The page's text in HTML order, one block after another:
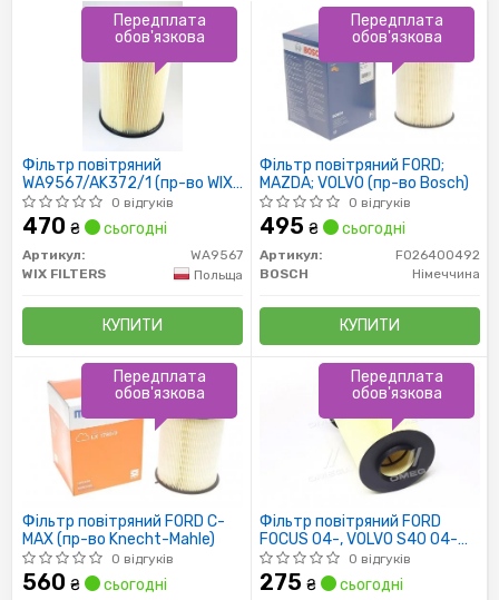
Фільтр повітряний
WA9567/AK372/1 (пр-во WIX-
Filtron)
0 відгуків
470 ₴ сьогодні
Артикул:
WA9567
WIX FILTERS
Польща
КУПИТИ
Передплата
обов'язкова
Фільтр повітряний FORD;
MAZDA; VOLVO (пр-во Bosch)
0 відгуків
495 ₴ сьогодні
Артикул:
F026400492
BOSCH
Німеччина
КУПИТИ
Передплата
обов'язкова
Фільтр повітряний FORD C-
MAX (пр-во Knecht-Mahle)
0 відгуків
560 ₴ сьогодні
Передплата
обов'язкова
Фільтр повітряний FORD
FOCUS 04-, VOLVO S40 04-
(RIDER)
0 відгуків
275 ₴ сьогодні
Передплата
обов'язкова